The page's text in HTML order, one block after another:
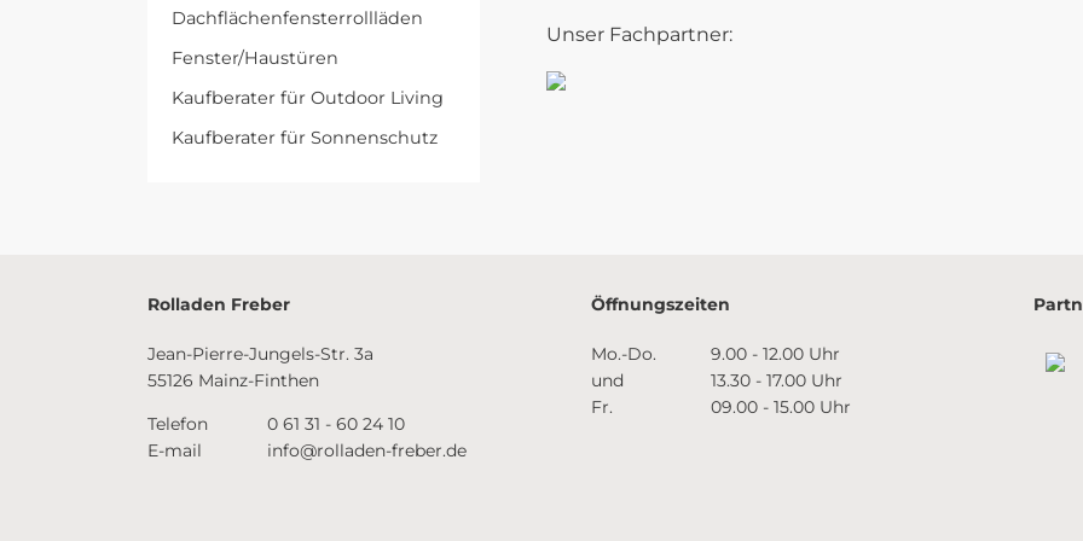
Dachflächenfensterrollläden
Fenster/Haustüren
Kaufberater für Outdoor Living
Kaufberater für Sonnenschutz
Unser Fachpartner:
Rolladen Freber
Jean-Pierre-Jungels-Str. 3a
55126 Mainz-Finthen
Telefon
0 61 31 - 60 24 10
E-mail
info@rolladen-freber.de
Öffnungszeiten
Mo.-Do.
9.00 - 12.00 Uhr
und
13.30 - 17.00 Uhr
Fr.
09.00 - 15.00 Uhr